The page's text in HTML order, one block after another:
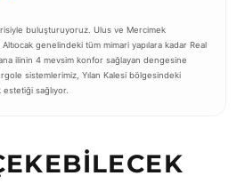
buluşturuyoruz. Ulus ve Mercimek
genelindeki tüm mimari yapılara kadar Real
ilinin 4 mevsim konfor sağlayan dengesine
sistemlerimiz, Yılan Kalesi bölgesindeki
sağlıyor.